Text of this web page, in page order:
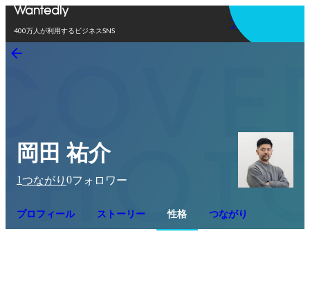
400万人が利用するビジネスSNS
アプリを使う
岡田 祐介
1つながり 0フォロワー
プロフィール ストーリー 性格 つながり